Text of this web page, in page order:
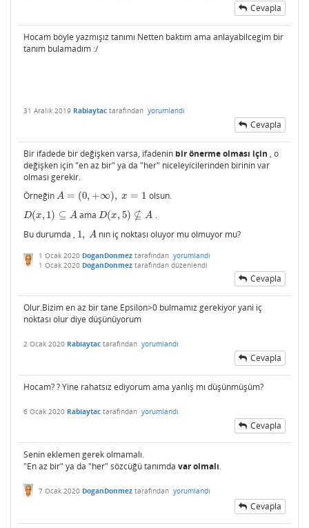
Cevapla
Hocam böyle yazmışız tanımı Netten baktım ama anlayabilcegim bir
tanım bulamadım :/
31 Aralık 2019 Rabiaytac tarafından yorumlandı
Cevapla
Bir ifadede bir değişken varsa, ifadenin birönerme olması için , o
değişken için "en az bir" ya da "her" niceleyicilerinden birinin var
olması gerekir.
Örneğin A = (0, +∞), x = 1
A= (0 +∞) x=1 olsun.
D(x, 1) ⊆ A
D(x,1) ⊆A amaD(x, 5) ⊈ A
D(x,5) ⊈A
.
Bu durumda , 1, A
1, A nın iç noktası oluyor mu olmuyor mu?
1 Ocak 2020 DoganDonmez tarafından yorumlandı
1 Ocak 2020 DoganDonmez tarafından düzenlendi
Cevapla
Olur.Bizim en az bir tane Epsilon>0 bulmamız gerekiyor yani iç
noktası olur diye düşünüyorum
2 Ocak 2020 Rabiaytac tarafından yorumlandı
Cevapla
Hocam? ? Yine rahatsız ediyorum ama yanlış mı düşünmüşüm?
6 Ocak 2020 Rabiaytac tarafından yorumlandı
Cevapla
Senin eklemen gerek olmamalı.
"En az bir" ya da "her" sözcüğü tanımda varolmalı.
7 Ocak 2020 DoganDonmez tarafından yorumlandı
Cevapla